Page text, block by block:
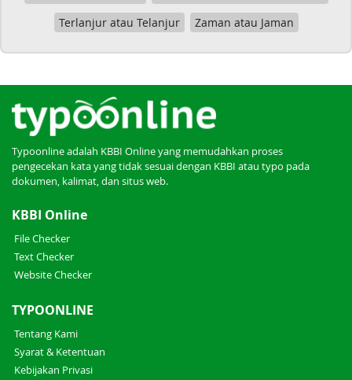
Terlanjur atau Telanjur
Zaman atau Jaman
Typoonline adalah KBBI Online yang memudahkan proses
pengecekan kata yang tidak sesuai dengan KBBI atau typo pada
dokumen, kalimat, dan situs web.
KBBI Online
File Checker
Text Checker
Website Checker
TYPOONLINE
Tentang Kami
Syarat & Ketentuan
Kebijakan Privasi